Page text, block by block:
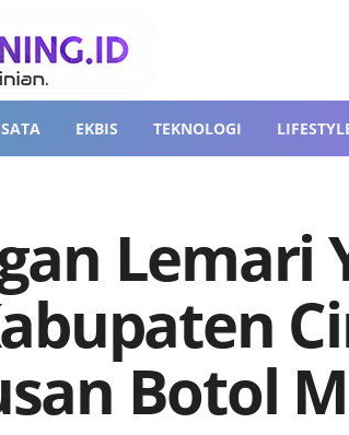
EKBIS TEKNOLOGI
Lemari
Botol